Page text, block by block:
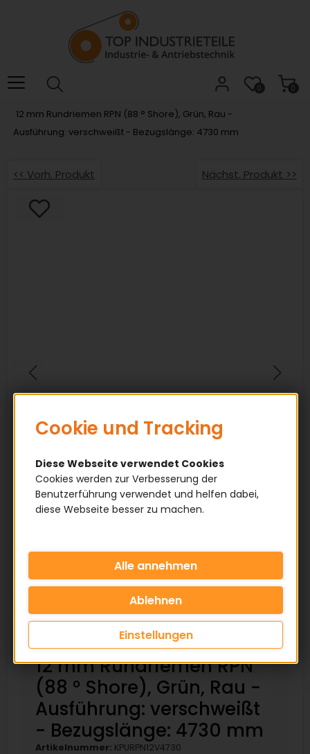
das
Barrierefreiheitsmenü
0
0
12 mm Rundriemen RPN (88 ° Shore), Grün, Rau -
Ausführung: verschweißt - Bezugslänge: 4730 mm
<< Vorh. Produkt Nächst. Produkt >>
12 mm Rundriemen RPN
(88 ° Shore), Grün, Rau -
Ausführung: verschweißt
- Bezugslänge: 4730 mm
Artikelnummer: KPURPN12V4730
Cookie und Tracking
Diese Webseite verwendet Cookies
Cookies werden zur Verbesserung der
Benutzerführung verwendet und helfen dabei,
diese Webseite besser zu machen.
Einstellungen